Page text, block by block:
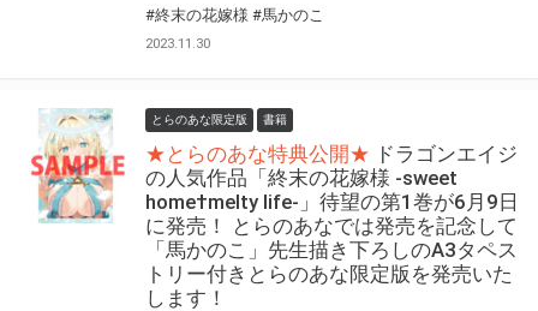
#終末の花嫁様 #馬かのこ
2023.11.30
とらのあな限定版 書籍
★とらのあな特典公開★ ドラゴンエイジ
の人気作品「終末の花嫁様 -sweet
home†melty life-」待望の第1巻が6月9日
に発売！ とらのあなでは発売を記念して
「馬かのこ」先生描き下ろしのA3タペス
トリー付きとらのあな限定版を発売いた
します！